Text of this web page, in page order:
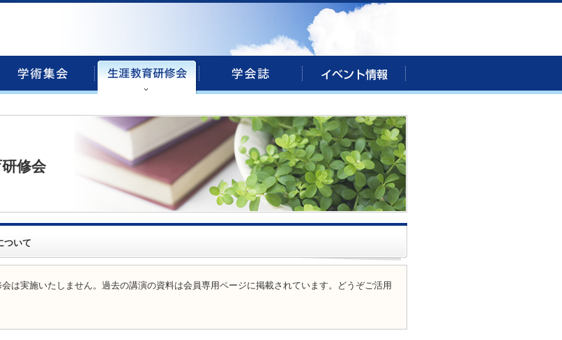
修会
ついて
は実施いたしません。過去の講演の資料は会員専用ページに掲載されています。どうぞご活用